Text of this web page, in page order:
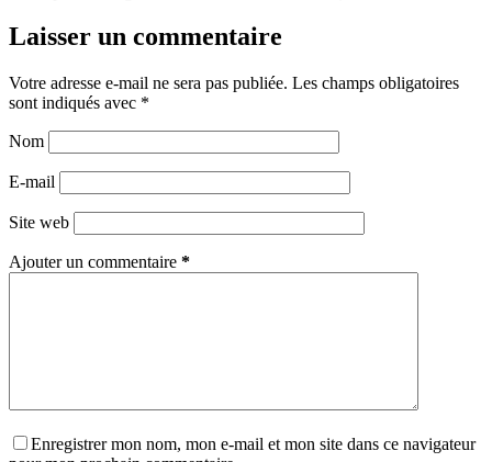
Laisser un commentaire
Votre adresse e-mail ne sera pas publiée. Les champs obligatoires
sont indiqués avec *
Nom
E-mail
Site web
Ajouter un commentaire *
Enregistrer mon nom, mon e-mail et mon site dans ce navigateur